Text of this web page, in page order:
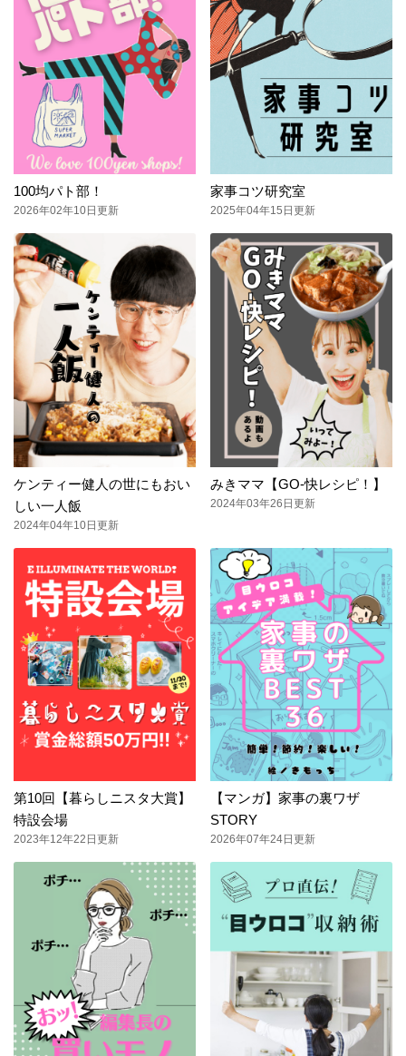
100均パト部！
2026年02年10日更新
家事コツ研究室
2025年04年15日更新
ケンティー健人の世にもおい
しい一人飯
2024年04年10日更新
みきママ【GO-快レシピ！】
2024年03年26日更新
第10回【暮らしニスタ大賞】
特設会場
2023年12年22日更新
【マンガ】家事の裏ワザ
STORY
2026年07年24日更新